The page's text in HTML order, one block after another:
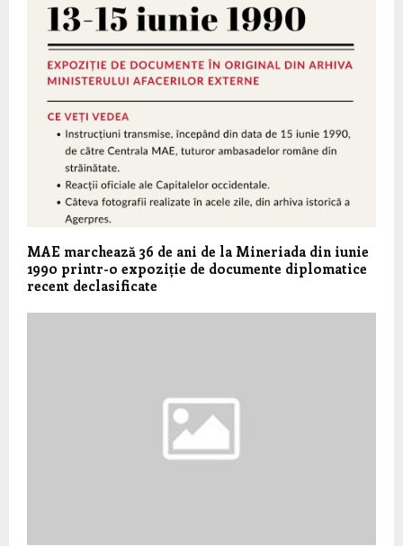
MAE marchează 36 de ani de la Mineriada din iunie
1990 printr-o expoziție de documente diplomatice
recent declasificate